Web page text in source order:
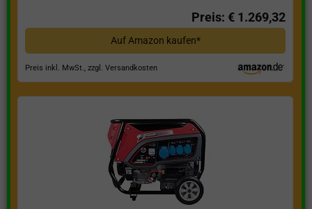
Preis: € 1.269,32
Auf Amazon kaufen*
Preis inkl. MwSt., zzgl. Versandkosten